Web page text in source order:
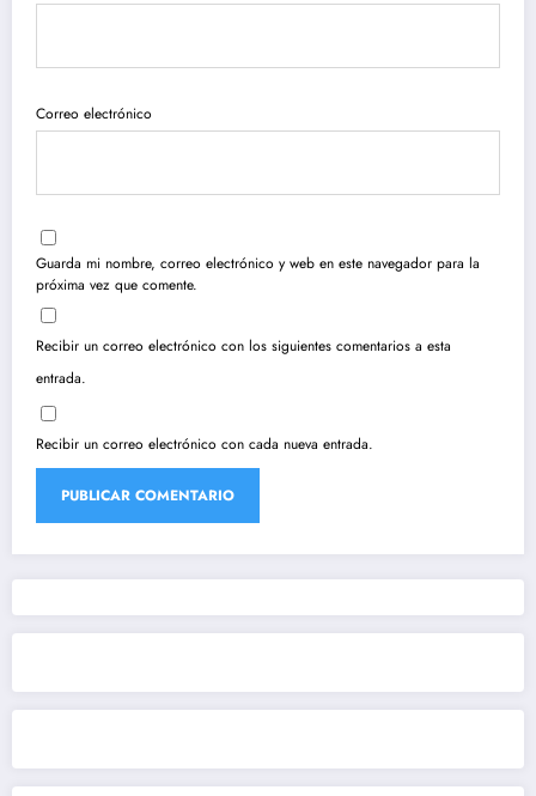
Correo electrónico
Guarda mi nombre, correo electrónico y web en este navegador para la
próxima vez que comente.
Recibir un correo electrónico con los siguientes comentarios a esta
entrada.
Recibir un correo electrónico con cada nueva entrada.